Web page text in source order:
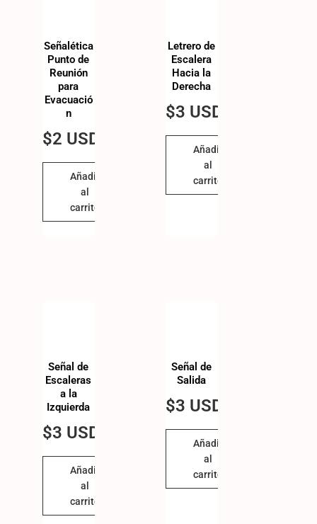
Señalética
Punto de
Reunión
para
Evacuació
n
$2 USD
Añadir
al
carrito
Letrero de
Escalera
Hacia la
Derecha
$3 USD
Añadir
al
carrito
Señal de
Escaleras
a la
Izquierda
$3 USD
Añadir
al
carrito
Señal de
Salida
$3 USD
Añadir
al
carrito